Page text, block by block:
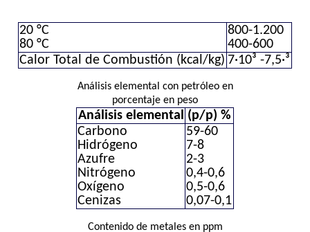
20 °C
80 °C
800-1.200
400-600
Calor Total de Combustión (kcal/kg) 7·10³ -7,5·³
Análisis elemental con petróleo en
porcentaje en peso
Análisis elemental (p/p) %
Carbono
Hidrógeno
Azufre
Nitrógeno
Oxígeno
Cenizas
59-60
7-8
2-3
0,4-0,6
0,5-0,6
0,07-0,1
Contenido de metales en ppm